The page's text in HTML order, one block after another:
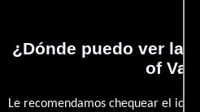
¿Dónde puedo ver la
of
Le recomendamos chequear el